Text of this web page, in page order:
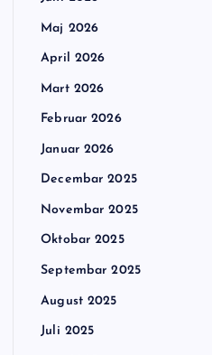
Maj 2026
April 2026
Mart 2026
Februar 2026
Januar 2026
Decembar 2025
Novembar 2025
Oktobar 2025
Septembar 2025
August 2025
Juli 2025